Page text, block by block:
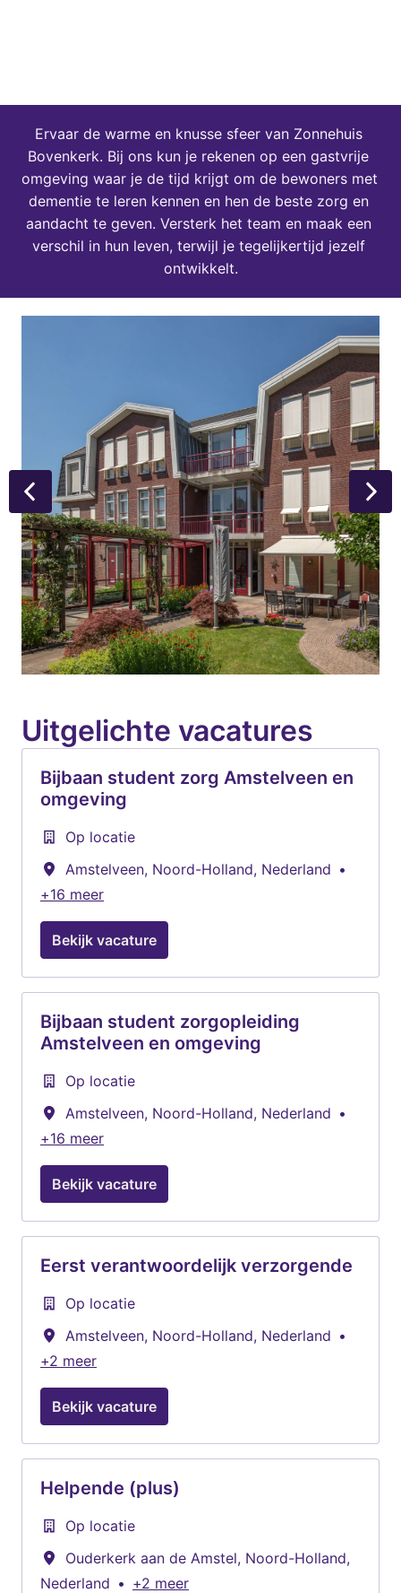
Ervaar de warme en knusse sfeer van Zonnehuis
Bovenkerk. Bij ons kun je rekenen op een gastvrije
omgeving waar je de tijd krijgt om de bewoners met
dementie te leren kennen en hen de beste zorg en
aandacht te geven. Versterk het team en maak een
verschil in hun leven, terwijl je tegelijkertijd jezelf
ontwikkelt.
Uitgelichte vacatures
Bijbaan student zorg Amstelveen en
omgeving
Op locatie
Amstelveen, Noord-Holland, Nederland •
+16 meer
Bekijk vacature
Bijbaan student zorgopleiding
Amstelveen en omgeving
Op locatie
Amstelveen, Noord-Holland, Nederland •
+16 meer
Bekijk vacature
Eerst verantwoordelijk verzorgende
Op locatie
Amstelveen, Noord-Holland, Nederland •
+2 meer
Bekijk vacature
Helpende (plus)
Op locatie
Ouderkerk aan de Amstel, Noord-Holland,
Nederland • +2 meer